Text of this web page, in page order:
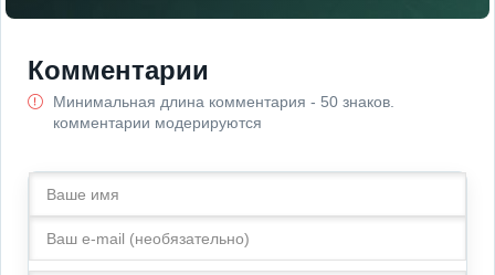
Комментарии
Минимальная длина комментария - 50 знаков.
комментарии модерируются